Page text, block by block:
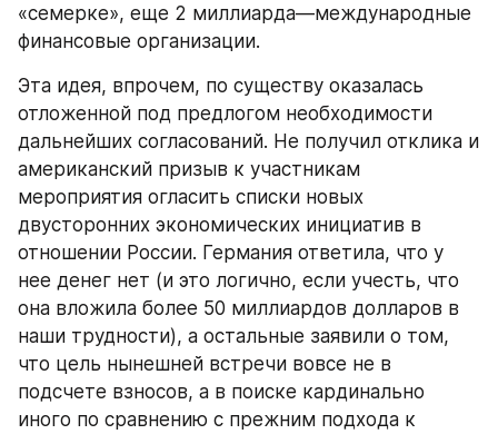
«семерке», еще 2 миллиарда—международные
финансовые организации.
Эта идея, впрочем, по существу оказалась
отложенной под предлогом необходимости
дальнейших согласований. Не получил отклика и
американский призыв к участникам
мероприятия огласить списки новых
двусторонних экономических инициатив в
отношении России. Германия ответила, что у
нее денег нет (и это логично, если учесть, что
она вложила более 50 миллиардов долларов в
наши трудности), а остальные заявили о том,
что цель нынешней встречи вовсе не в
подсчете взносов, а в поиске кардинально
иного по сравнению с прежним подхода к